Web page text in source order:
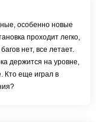
особенно новые
проходит легко,
нет, все летает.
держится на уровне,
Кто еще играл в